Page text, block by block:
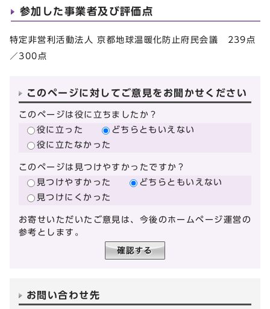
参加した事業者及び評価点
特定非営利活動法人 京都地球温暖化防止府民会議 239点
／300点
このページに対してご意見をお聞かせください
このページは役に立ちましたか？
役に立った
どちらともいえない
役に立たなかった
このページは見つけやすかったですか？
見つけやすかった
どちらともいえない
見つけにくかった
お寄せいただいたご意見は、今後のホームページ運営の
参考とします。
お問い合わせ先